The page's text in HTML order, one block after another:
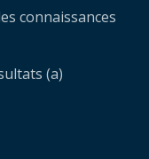
connaissances
(a)